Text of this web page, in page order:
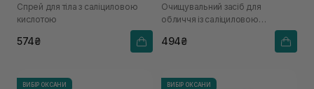
Спрей для тіла з саліциловою
кислотою
574₴
Очищувальний засіб для
обличчя із саліциловою
494₴
ВИБІР ОКСАНИ ВИБІР ОКСАНИ